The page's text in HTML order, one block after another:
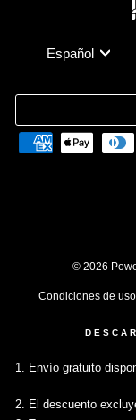
Idioma
Español
© 2026
Condiciones de uso
1. Envío gratuito
2. El descuento